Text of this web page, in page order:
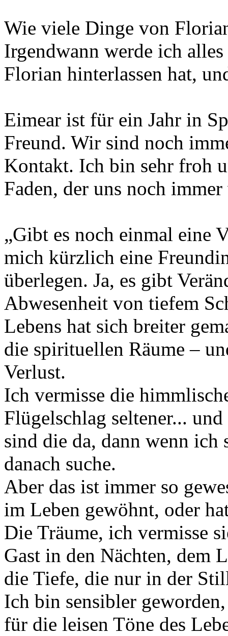
Wie viele Dinge von
Irgendwann werde ich
Florian hinterlassen hat,
Eimear ist für ein Jahr in
Freund. Wir sind noch
Kontakt. Ich bin sehr froh
Faden, der uns noch
„Gibt es noch einmal eine
mich kürzlich eine
überlegen. Ja, es gibt
Abwesenheit von tiefem
Lebens hat sich breiter
die spirituellen Räume –
Verlust.
Ich vermisse die
Flügelschlag seltener...
sind die da, dann wenn ich
danach suche.
Aber das ist immer so
im Leben gewöhnt, oder
Die Träume, ich vermisse
Gast in den Nächten, dem
die Tiefe, die nur in der
Ich bin sensibler
für die leisen Töne des